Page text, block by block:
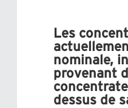
Les
nominale,
provenant
dessus de